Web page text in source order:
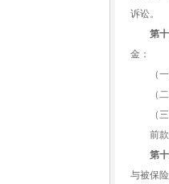
诉讼。
第
金：
（一）
（二）
（三）
前款规
第十
与被保